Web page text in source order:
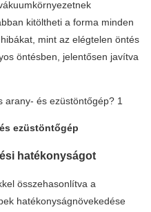
kitöltheti a forma minden
mint az elégtelen öntés
öntésben, jelentősen javítva
ezüstöntőgép
hatékonyságot
összehasonlítva a
hatékonyságnövekedése